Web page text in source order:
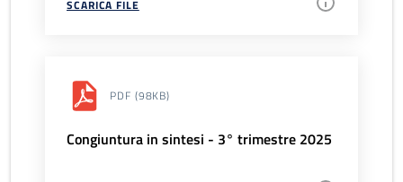
SCARICA FILE
PDF (98KB)
Congiuntura in sintesi - 3° trimestre 2025